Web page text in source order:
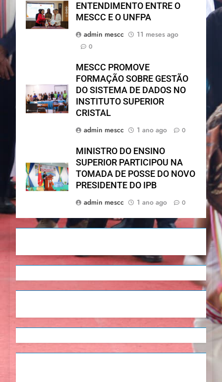
ENTENDIMENTO ENTRE O
MESCC E O UNFPA
admin mescc
11 meses ago
0
MESCC PROMOVE
FORMAÇÃO SOBRE GESTÃO
DO SISTEMA DE DADOS NO
INSTITUTO SUPERIOR
CRISTAL
admin mescc
1 ano ago 0
MINISTRO DO ENSINO
SUPERIOR PARTICIPOU NA
TOMADA DE POSSE DO NOVO
PRESIDENTE DO IPB
admin mescc
1 ano ago 0